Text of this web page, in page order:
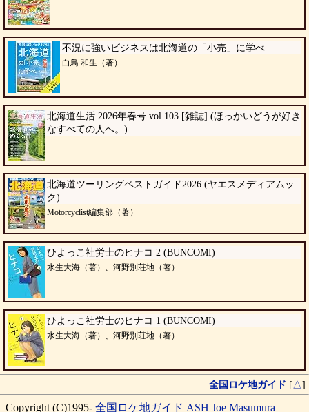
不況に強いビジネスは北海道の「小売」に学べ
白鳥 和生（著）
北海道生活 2026年春号 vol.103 [雑誌] (ほっかいどうが好き
なすべての人へ。)
北海道ツーリングベストガイド2026 (ヤエスメディアムッ
ク)
Motorcyclist編集部（著）
ひよっこ社労士のヒナコ 2 (BUNCOMI)
水生大海（著）、河野別荘地（著）
ひよっこ社労士のヒナコ 1 (BUNCOMI)
水生大海（著）、河野別荘地（著）
全国ロケ地ガイド [ △]
Copyright (C)1995- 全国ロケ地ガイド ASH Joe Masumura